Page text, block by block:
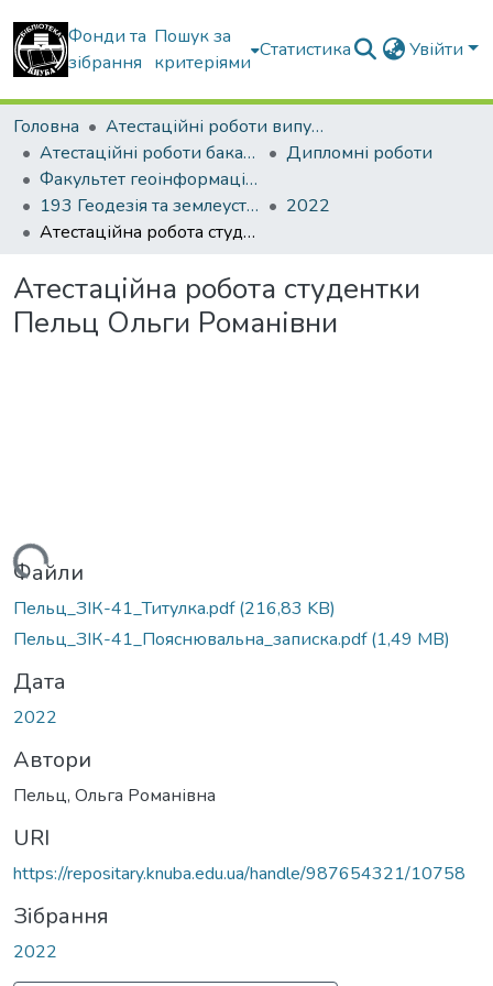
Фонди та
зібрання
Пошук за
критеріями
Статистика Увійти
Головна
Атестаційні роботи випускників
Атестаційні роботи бакалаврів
Дипломні роботи
Факультет геоінформаційних систем та управління територіями
193 Геодезія та землеустрій. Землеустрій і кадастр
2022
Атестаційна робота студентки Пельц Ольги Романівни
Атестаційна робота студентки
Пельц Ольги Романівни
Вантажиться...
Файли
Пельц_ЗІК-41_Титулка.pdf(216,83 KB)
Пельц_ЗІК-41_Пояснювальна_записка.pdf(1,49 MB)
Дата
2022
Автори
Пельц, Ольга Романівна
URI
https://repositary.knuba.edu.ua/handle/987654321/10758
Зібрання
2022